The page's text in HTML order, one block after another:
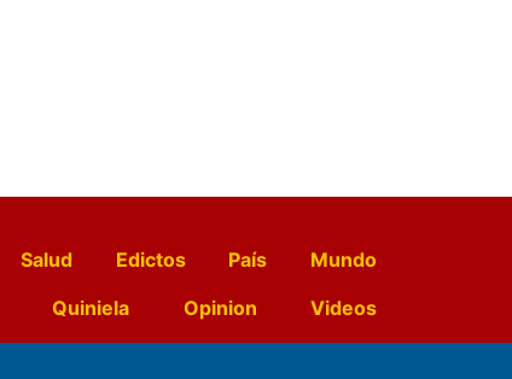
Salud Edictos País
Mundo
Quiniela Opinion
Videos